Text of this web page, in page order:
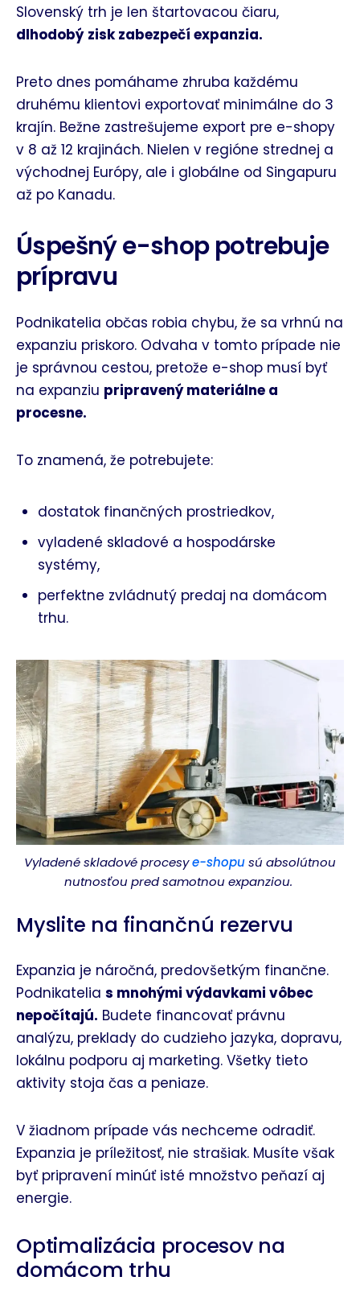
Slovenský trh je len štartovacou čiaru,
dlhodobý zisk zabezpečí expanzia.
Preto dnes pomáhame zhruba každému
druhému klientovi exportovať minimálne do 3
krajín. Bežne zastrešujeme export pre e-shopy
v 8 až 12 krajinách. Nielen v regióne strednej a
východnej Európy, ale i globálne od Singapuru
až po Kanadu.
Úspešný e-shop potrebuje
prípravu
Podnikatelia občas robia chybu, že sa vrhnú na
expanziu priskoro. Odvaha v tomto prípade nie
je správnou cestou, pretože e-shop musí byť
na expanziu pripravený materiálne a
procesne.
To znamená, že potrebujete:
dostatok finančných prostriedkov,
vyladené skladové a hospodárske
systémy,
perfektne zvládnutý predaj na domácom
trhu.
Vyladené skladové procesye-shopusú absolútnou
nutnosťou pred samotnou expanziou.
Myslite na finančnú rezervu
Expanzia je náročná, predovšetkým finančne.
Podnikatelia s mnohými výdavkami vôbec
nepočítajú. Budete financovať právnu
analýzu, preklady do cudzieho jazyka, dopravu,
lokálnu podporu aj marketing. Všetky tieto
aktivity stoja čas a peniaze.
V žiadnom prípade vás nechceme odradiť.
Expanzia je príležitosť, nie strašiak. Musíte však
byť pripravení minúť isté množstvo peňazí aj
energie.
Optimalizácia procesov na
domácom trhu